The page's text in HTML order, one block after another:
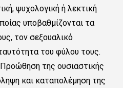
ψυχολογική ή λεκτική
υποβαθμίζονται τα
τον σεξουαλικό
του φύλου τους.
της ουσιαστικής
και καταπολέμηση της